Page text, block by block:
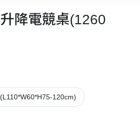
降電競桌(1260
120cm)